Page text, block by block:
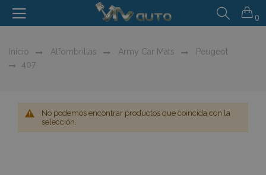
0
Inicio Alfombrillas Army Car Mats
Peugeot
407
No podemos encontrar productos que coincida con la
selección.